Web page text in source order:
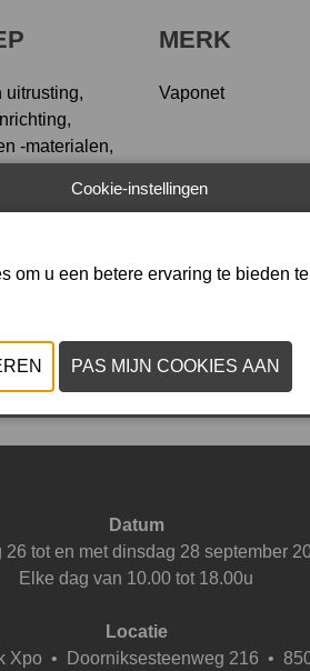
uitrusting,
-materialen,
MERK
Vaponet
Datum
26 tot en met dinsdag 28 september
Elke dag van 10.00 tot 18.00u
Locatie
Xpo • Doorniksesteenweg 216 •
Cookie-instellingen
om u een betere ervaring te bieden